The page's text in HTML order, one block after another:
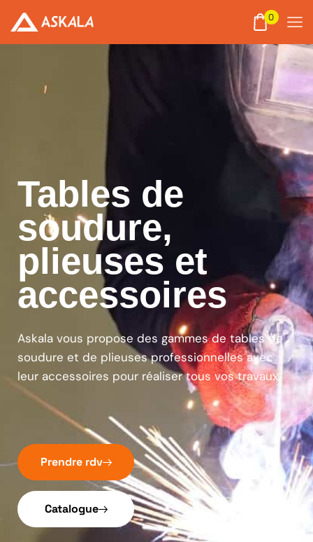
0
Tables de
soudure,
plieuses et
accessoires
Askala vous propose des gammes de tables de
soudure et de plieuses professionnelles avec
leur accessoires pour réaliser tous vos travaux.
Prendre rdv
Catalogue